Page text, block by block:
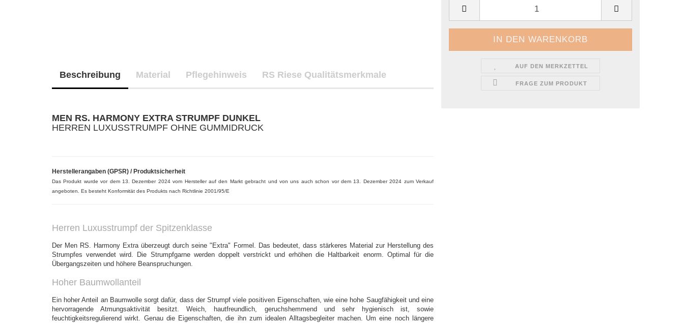
AUF DEN MERKZETTEL
FRAGE ZUM PRODUKT
Beschreibung Material Pflegehinweis RS Riese Qualitätsmerkmale
MEN RS. HARMONY EXTRA STRUMPF DUNKEL
HERREN LUXUSSTRUMPF OHNE GUMMIDRUCK
Herstellerangaben (GPSR) / Produktsicherheit
Das Produkt wurde vor dem 13. Dezember 2024 vom Hersteller auf den Markt gebracht und von uns auch schon vor dem 13. Dezember 2024 zum Verkauf
angeboten. Es besteht Konformität des Produkts nach Richtlinie 2001/95/E
Herren Luxusstrumpf der Spitzenklasse
Der Men RS. Harmony Extra überzeugt durch seine "Extra" Formel. Das bedeutet, dass stärkeres Material zur Herstellung des
Strumpfes verwendet wird. Die Strumpfgarne werden doppelt verstrickt und erhöhen die Haltbarkeit enorm. Optimal für die
Übergangszeiten und höhere Beanspruchungen.
Hoher Baumwollanteil
Ein hoher Anteil an Baumwolle sorgt dafür, dass der Strumpf viele positiven Eigenschaften, wie eine hohe Saugfähigkeit und eine
hervorragende Atmungsaktivität besitzt. Weich, hautfreundlich, geruchshemmend und sehr hygienisch ist, sowie
feuchtigkeitsregulierend wirkt. Genau die Eigenschaften, die ihn zum idealen Alltagsbegleiter machen. Um eine noch längere